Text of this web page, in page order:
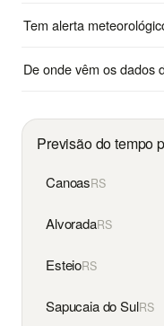
Tem alerta
De onde vêm os dados
Previsão do tempo
CanoasRS
AlvoradaRS
EsteioRS
Sapucaia do SulRS